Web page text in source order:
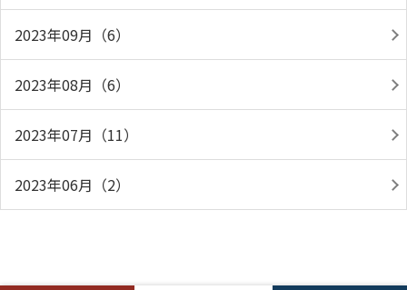
2023年09月（6）
2023年08月（6）
2023年07月（11）
2023年06月（2）